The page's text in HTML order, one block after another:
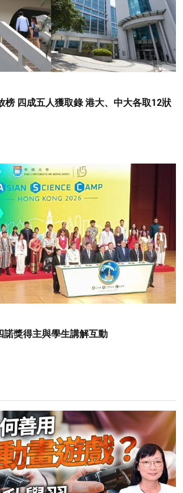
榜 四成五人獲取錄 港大、中大各取12狀
諾獎得主與學生講解互動